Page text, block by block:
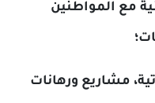
ورهانات